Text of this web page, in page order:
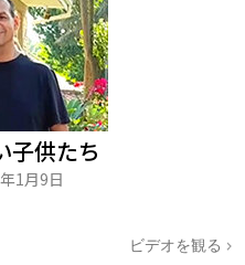
子供たち
1月9日
ビデオを観る